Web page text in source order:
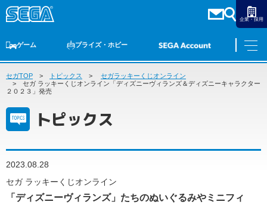
企業・採用
ゲーム
ゲームTOP 家庭用ゲーム PCゲーム スマホゲーム
プライズ・ホビー
プライズ トイ S-FIRE セガ ラッキーくじ
セガ ラッキーくじ
オンライン
ゲーム
家庭用ゲーム
スマホゲーム
プライズ・ホビー
S-FIRE
セガ ラッキーくじ
アニメ
ダーツ
セガTOP トピックス
セガラッキーくじオンライン
セガ ラッキーくじオンライン「ディズニーヴィランズ＆ディズニーキャラクター
２０２３」発売
トピックス
2023.08.28
セガ ラッキーくじオンライン
「ディズニーヴィランズ」たちのぬいぐるみやミニフィ